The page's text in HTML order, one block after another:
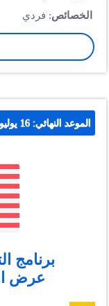
الخصائص: فردي
الموعد النهائي: 16 يوليو 2022
عرض